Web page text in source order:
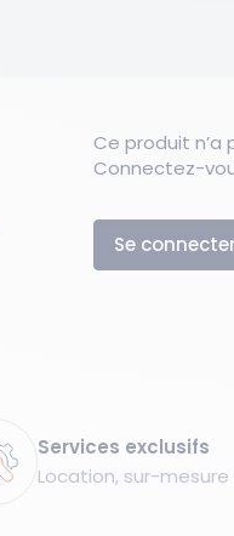
Ce produit n’a
Connectez-
Se connecter
Services exclusifs
Location, sur-mesure